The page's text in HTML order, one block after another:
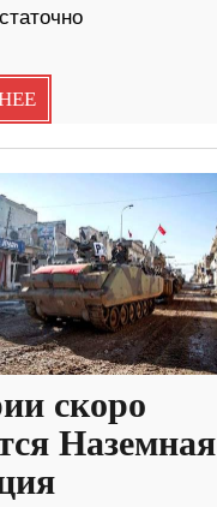
скоро
Наземная